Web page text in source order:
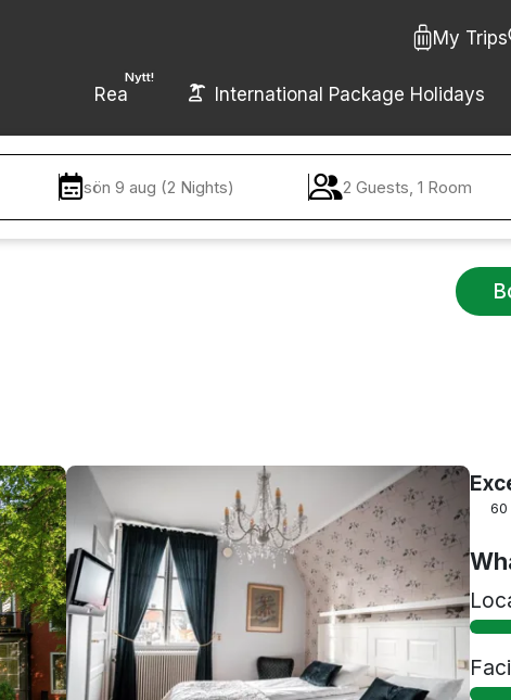
My Trips
Nytt!
Rea International Package Holidays
sön 9 aug (2 Nights) 2 Guests, 1 Room
60